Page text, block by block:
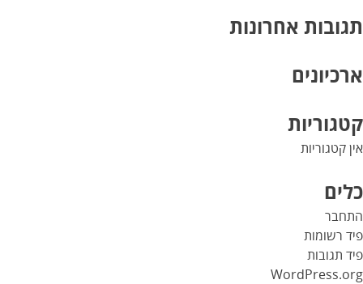
תגובות אחרונות
ארכיונים
קטגוריות
אין קטגוריות
כלים
התחבר
פיד רשומות
פיד תגובות
WordPress.org